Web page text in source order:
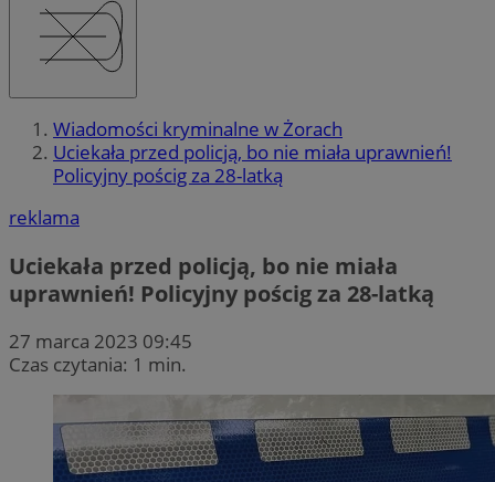
Wiadomości kryminalne w Żorach
Uciekała przed policją, bo nie miała uprawnień!
Policyjny pościg za 28-latką
reklama
Uciekała przed policją, bo nie miała
uprawnień! Policyjny pościg za 28-latką
27 marca 2023 09:45
Czas czytania: 1 min.